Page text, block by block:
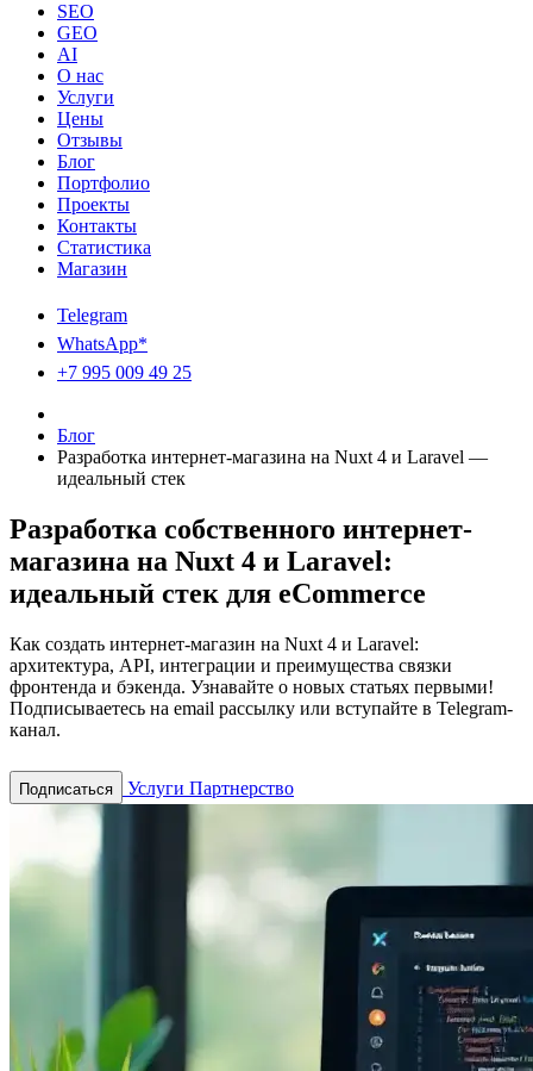
SEO
GEO
AI
О нас
Услуги
Цены
Отзывы
Блог
Портфолио
Проекты
Контакты
Статистика
Магазин
Telegram
WhatsApp*
+7 995 009 49 25
Блог
Разработка интернет-магазина на Nuxt 4 и Laravel —
идеальный стек
Разработка собственного интернет-
магазина на Nuxt 4 и Laravel:
идеальный стек для eCommerce
Как создать интернет-магазин на Nuxt 4 и Laravel:
архитектура, API, интеграции и преимущества связки
фронтенда и бэкенда. Узнавайте о новых статьях первыми!
Подписываетесь на email рассылку или вступайте в Telegram-
канал.
Подписаться Услуги Партнерство